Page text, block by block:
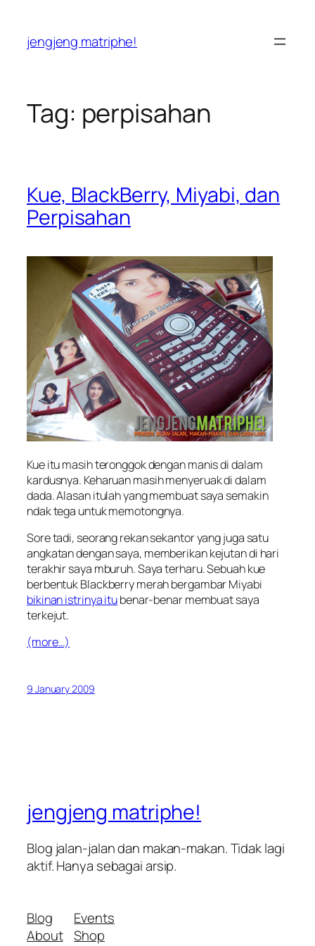
content
jengjeng matriphe!
Tag: perpisahan
Kue, BlackBerry, Miyabi, dan
Perpisahan
Kue itu masih teronggok dengan manis di dalam
kardusnya. Keharuan masih menyeruak di dalam
dada. Alasan itulah yang membuat saya semakin
ndak tega untuk memotongnya.
Sore tadi, seorang rekan sekantor yang juga satu
angkatan dengan saya, memberikan kejutan di hari
terakhir saya mburuh. Saya terharu. Sebuah kue
berbentuk Blackberry merah bergambar Miyabi
bikinan istrinya itubenar-benar membuat saya
terkejut.
(more…)
9 January 2009
jengjeng matriphe!
Blog jalan-jalan dan makan-makan. Tidak lagi
aktif. Hanya sebagai arsip.
Blog
About
Events
Shop